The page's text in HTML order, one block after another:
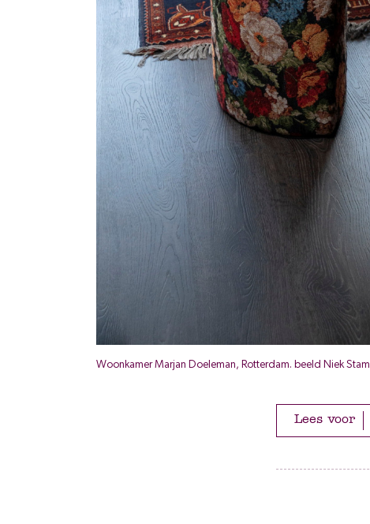
Woonkamer Marjan Doeleman, Rotterdam. beeld Niek Stam
Lees voor